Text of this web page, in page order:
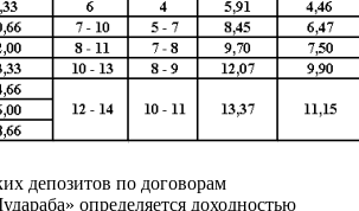
депозитов по договорам
определяется доходностью